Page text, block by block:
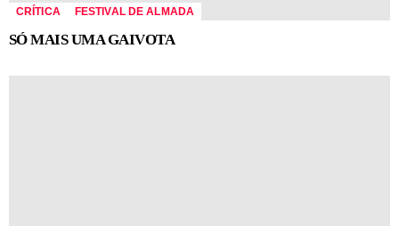
CRÍTICA FESTIVAL DE ALMADA
SÓ MAIS UMA GAIVOTA